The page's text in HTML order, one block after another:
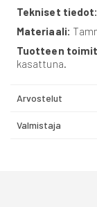
Tekniset tiedot:
Materiaali:
Tuotteen
kasattuna.
Arvostelut
Valmistaja